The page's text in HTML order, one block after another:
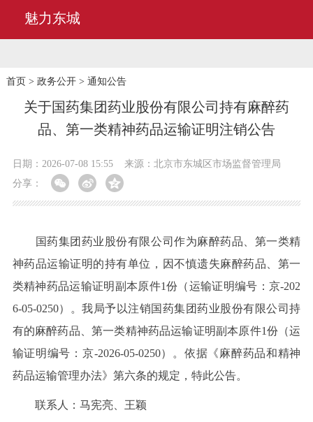
魅力东城
首页 > 政务公开> 通知公告
关于国药集团药业股份有限公司持有麻醉药
品、第一类精神药品运输证明注销公告
日期：2026-07-08 15:55
来源：北京市东城区市场监督管理局
分享：
国药集团药业股份有限公司作为麻醉药品、第一类精
神药品运输证明的持有单位，因不慎遗失麻醉药品、第一
类精神药品运输证明副本原件1份（运输证明编号：京-202
6-05-0250）。我局予以注销国药集团药业股份有限公司持
有的麻醉药品、第一类精神药品运输证明副本原件1份（运
输证明编号：京-2026-05-0250）。依据《麻醉药品和精神
药品运输管理办法》第六条的规定，特此公告。
联系人：马宪亮、王颖